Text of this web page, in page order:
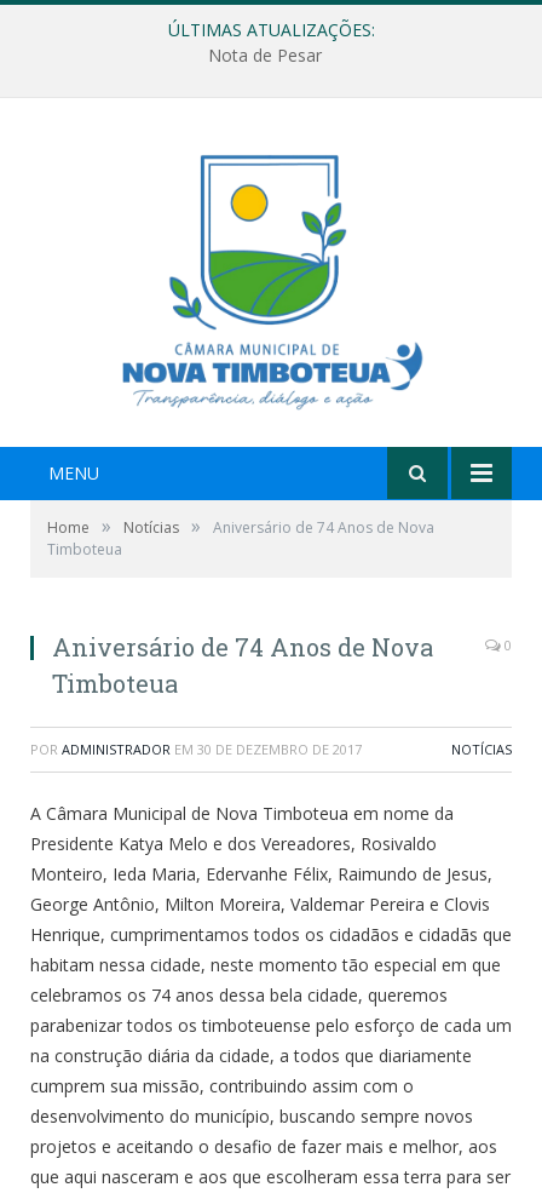
ÚLTIMAS ATUALIZAÇÕES:
Nota de Pesar
MENU
Home » Notícias »
Aniversário de 74 Anos de Nova
Timboteua
Aniversário de 74 Anos de Nova
Timboteua
0
POR ADMINISTRADOR EM 30 DE DEZEMBRO DE 2017 NOTÍCIAS
A Câmara Municipal de Nova Timboteua em nome da
Presidente Katya Melo e dos Vereadores, Rosivaldo
Monteiro, Ieda Maria, Edervanhe Félix, Raimundo de Jesus,
George Antônio, Milton Moreira, Valdemar Pereira e Clovis
Henrique, cumprimentamos todos os cidadãos e cidadãs que
habitam nessa cidade, neste momento tão especial em que
celebramos os 74 anos dessa bela cidade, queremos
parabenizar todos os timboteuense pelo esforço de cada um
na construção diária da cidade, a todos que diariamente
cumprem sua missão, contribuindo assim com o
desenvolvimento do município, buscando sempre novos
projetos e aceitando o desafio de fazer mais e melhor, aos
que aqui nasceram e aos que escolheram essa terra para ser